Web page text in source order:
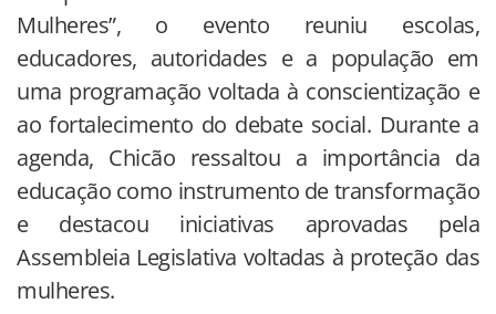
Mulheres”, o evento reuniu escolas,
educadores, autoridades e a população em
uma programação voltada à conscientização e
ao fortalecimento do debate social. Durante a
agenda, Chicão ressaltou a importância da
educação como instrumento de transformação
e destacou iniciativas aprovadas pela
Assembleia Legislativa voltadas à proteção das
mulheres.